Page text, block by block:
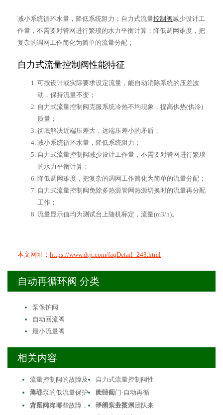
减小系统循环水量，降低系统阻力；自力式流量控制阀减少设计工
作量，不需要对管网进行繁琐的水力平衡计算；降低调网难度，把
复杂的调网工作简化为简单的流量分配；
自力式流量控制阀性能特征
可按设计或实际要求设定流量，能自动消除系统的压差波
动，保持流量不变；
自力式流量控制阀克服系统冷热不均现象，提高供热(供冷)
质量；
彻底解决近端压差大，远端压差小的矛盾；
减小系统循环水量，降低系统阻力；
自力式流量控制阀减少设计工作量，不需要对管网进行繁琐
的水力平衡计算；
降低调网难度，把复杂的调网工作简化为简单的流量分配；
自力式流量控制阀免除多热源管网热源切换时的流量再分配
工作；
流量显示值均为测试台上随机标定，流量(m3/h)。
本文网址： https://www.dtjt.com/faqDetail_243.html
自动再循环阀 分类
泵保护阀
自动回流阀
最小流量阀
相关内容
流量控制阀的故障及
修理
自力式流量控制阀性
能特征
离心泵的低流量保护
方案对比
大田阀门-自动再循
环阀实务案例
背压阀存哪些故障，
伊朗泵业技术团队来